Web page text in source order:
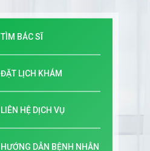
TÌM BÁC SĨ
ĐẶT LỊCH KHÁM
LIÊN HỆ DỊCH VỤ
HƯỚNG DẪN BỆNH NHÂN